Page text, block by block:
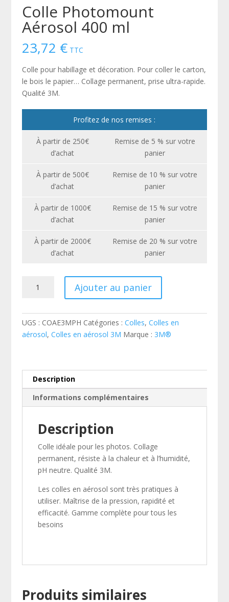
Colle Photomount
Aérosol 400 ml
23,72 € TTC
Colle pour habillage et décoration. Pour coller le carton,
le bois le papier… Collage permanent, prise ultra-rapide.
Qualité 3M.
Profitez de nos remises :
À partir de 250€
d’achat
Remise de 5 % sur votre
panier
À partir de 500€
d’achat
Remise de 10 % sur votre
panier
À partir de 1000€
d’achat
Remise de 15 % sur votre
panier
À partir de 2000€
d’achat
Remise de 20 % sur votre
panier
Photomount
Aérosol
400
Ajouter au panier
UGS : COAE3MPH Catégories : Colles, Colles en
aérosol, Colles en aérosol 3M Marque : 3M®
Description
Informations complémentaires
Description
Colle idéale pour les photos. Collage
permanent, résiste à la chaleur et à l’humidité,
pH neutre. Qualité 3M.
Les colles en aérosol sont très pratiques à
utiliser. Maîtrise de la pression, rapidité et
efficacité. Gamme complète pour tous les
besoins
Produits similaires